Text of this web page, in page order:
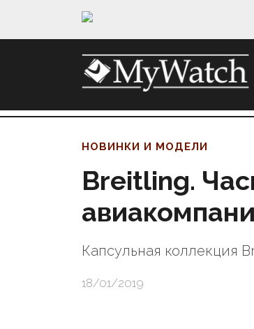
НОВИНКИ И МОДЕЛИ
Breitling.
Капсульная коллекция
18/01/2019